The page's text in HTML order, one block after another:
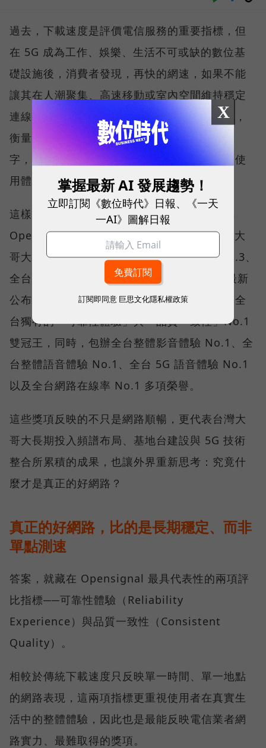
過去，下載速度是評價電信服務的重要指標，但
在 5G 成為工作、娛樂、生活不可或缺的數位基
礎設施後，消費者發現，再快的網速，如果不能
讓其在人潮聚集、高速移動或室內空間維持穩定
連線，即無法轉換成好的使用體驗，也因如此，
衡量「好網路」的標準，也逐漸從追求測速數
字，轉向任何時間、任何地點都能穩定連線的使
用體驗。
這樣的轉變，也反映在國際權威網路分析機構
Opensignal 公布的評比結果。今年初，台灣大
哥大不僅率先奪下「 4G／5G 在線率全球 No.3、
全台 No.1 」國際級榮譽，在 Opensignal 最新
公布的台灣行動網路體驗報告中，更一舉斬獲全
台獨有的「可靠性體驗」與「品質一致性」No.1
雙冠王，同時，包辦全台整體影音體驗 No.1、全
台整體語音體驗 No.1、全台 5G 語音體驗 No.1
以及全台網路在線率 No.1 多項榮譽。
這些獎項反映的不只是網路順暢，更代表台灣大
哥大長期投入頻譜布局、基地台建設與 5G 技術
整合所累積的成果，也讓外界重新思考：究竟什
麼才是真正的好網路？
真正的好網路，比的是長期穩定、而非
單點測速
答案，就藏在 Opensignal 最具代表性的兩項評
比指標──可靠性體驗（Reliability
Experience）與品質一致性（Consistent
Quality）。
相較於傳統下載速度只反映單一時間、單一地點
的網路表現，這兩項指標更重視使用者在真實生
活中的整體體驗，因此也是最能反映電信業者網
路實力、最難取得的獎項。
X
掌握最新 AI 發展趨勢！
立即訂閱《數位時代》日報、《一天
一AI》圖解日報
訂閱即同意 巨思文化隱私權政策